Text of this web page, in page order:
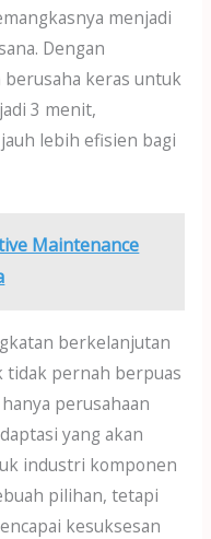
menjadi
Dengan
keras untuk
3 menit,
lebih efisien bagi
Maintenance
berkelanjutan
tidak pernah berpuas
perusahaan
yang akan
industri komponen
pilihan, tetapi
kesuksesan